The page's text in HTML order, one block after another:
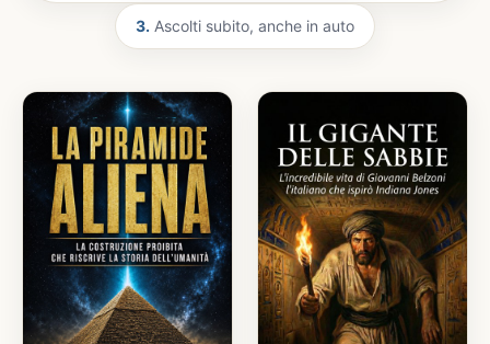
3. Ascolti subito, anche in auto